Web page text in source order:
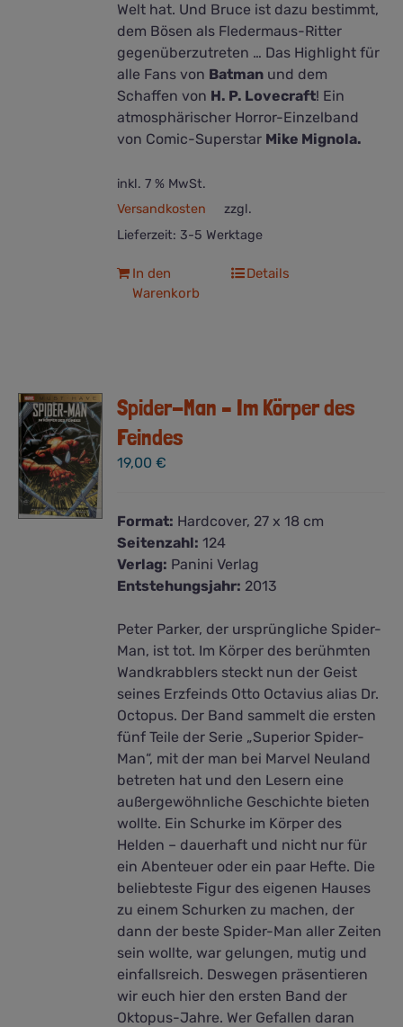
Welt hat. Und Bruce ist dazu bestimmt,
dem Bösen als Fledermaus-Ritter
gegenüberzutreten … Das Highlight für
alle Fans von Batman und dem
Schaffen von H. P. Lovecraft! Ein
atmosphärischer Horror-Einzelband
von Comic-Superstar Mike Mignola.
inkl. 7 % MwSt.
zzgl.
Versandkosten
Lieferzeit: 3-5 Werktage
In den
Warenkorb
Details
Spider-Man – Im Körper des
Feindes
19,00€
Format: Hardcover, 27 x 18 cm
Seitenzahl: 124
Verlag: Panini Verlag
Entstehungsjahr: 2013
Peter Parker, der ursprüngliche Spider-
Man, ist tot. Im Körper des berühmten
Wandkrabblers steckt nun der Geist
seines Erzfeinds Otto Octavius alias Dr.
Octopus. Der Band sammelt die ersten
fünf Teile der Serie „Superior Spider-
Man“, mit der man bei Marvel Neuland
betreten hat und den Lesern eine
außergewöhnliche Geschichte bieten
wollte. Ein Schurke im Körper des
Helden – dauerhaft und nicht nur für
ein Abenteuer oder ein paar Hefte. Die
beliebteste Figur des eigenen Hauses
zu einem Schurken zu machen, der
dann der beste Spider-Man aller Zeiten
sein wollte, war gelungen, mutig und
einfallsreich. Deswegen präsentieren
wir euch hier den ersten Band der
Oktopus-Jahre. Wer Gefallen daran